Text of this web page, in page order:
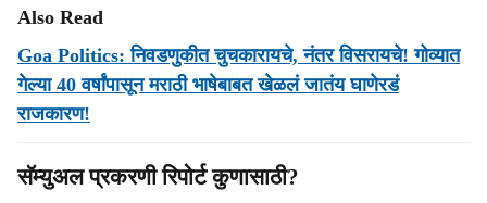
Also Read
Goa Politics: निवडणुकीत चुचकारायचे, नंतर विसरायचे! गोव्यात
गेल्या 40 वर्षांपासून मराठी भाषेबाबत खेळलं जातंय घाणेरडं
राजकारण!
सॅम्युअल प्रकरणी रिपोर्ट कुणासाठी?